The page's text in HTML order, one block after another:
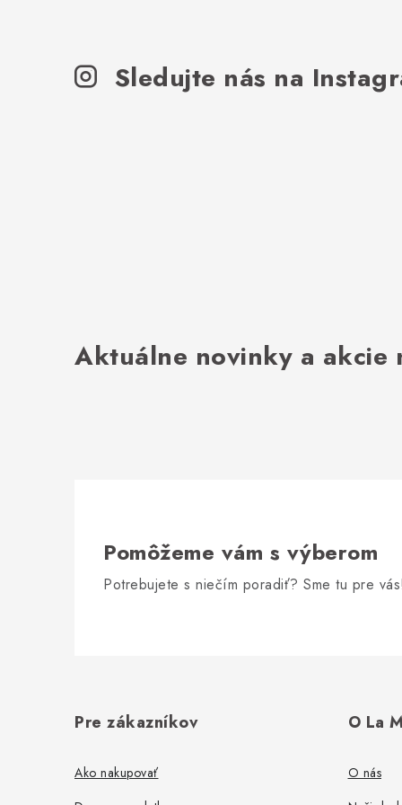
Sledujte nás na
Aktuálne novinky a akcie
Pomôžeme vám s výberom
Potrebujete s niečím poradiť? Sme tu pre
Pre zákazníkov
Ako nakupovať
O La
O nás